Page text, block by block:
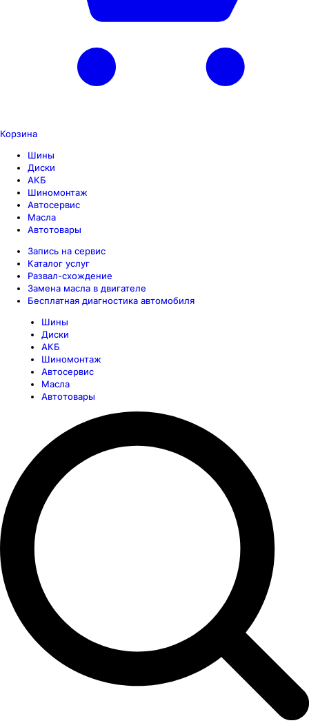
Корзина
Шины
Диски
АКБ
Шиномонтаж
Автосервис
Масла
Автотовары
Запись на сервис
Каталог услуг
Развал-схождение
Замена масла в двигателе
Бесплатная диагностика автомобиля
Шины
Диски
АКБ
Шиномонтаж
Автосервис
Масла
Автотовары